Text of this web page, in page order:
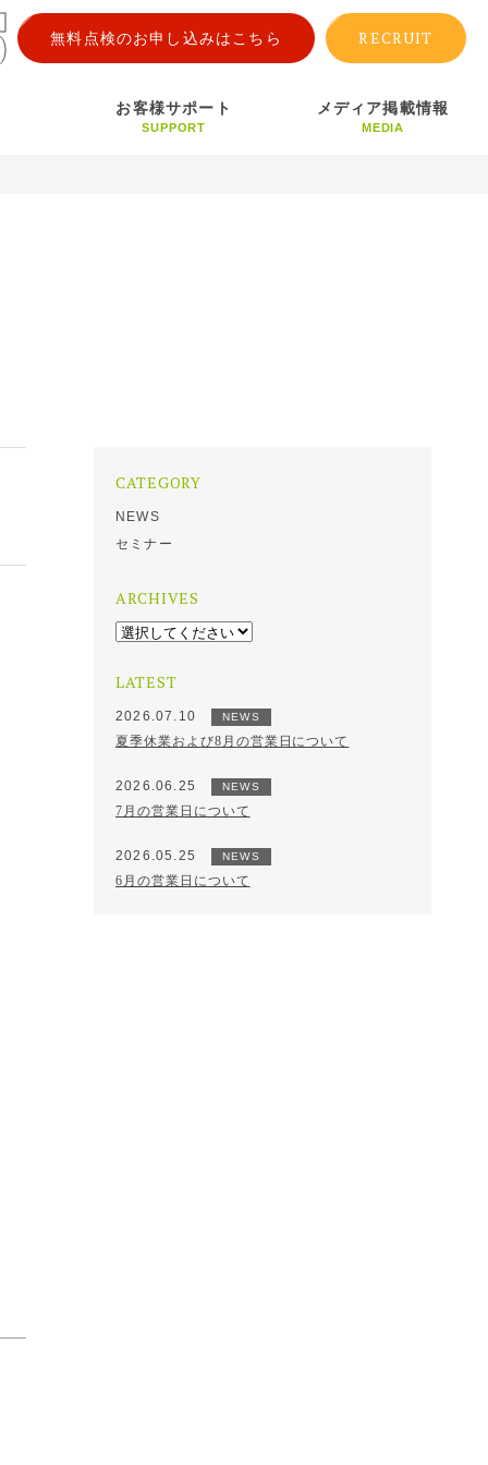
無料点検のお申し込みはこちら RECRUIT
お客様サポート
SUPPORT
メディア掲載情報
MEDIA
CATEGORY
NEWS
セミナー
ARCHIVES
LATEST
2026.07.10 NEWS
夏季休業および8月の営業日について
2026.06.25 NEWS
7月の営業日について
2026.05.25 NEWS
6月の営業日について